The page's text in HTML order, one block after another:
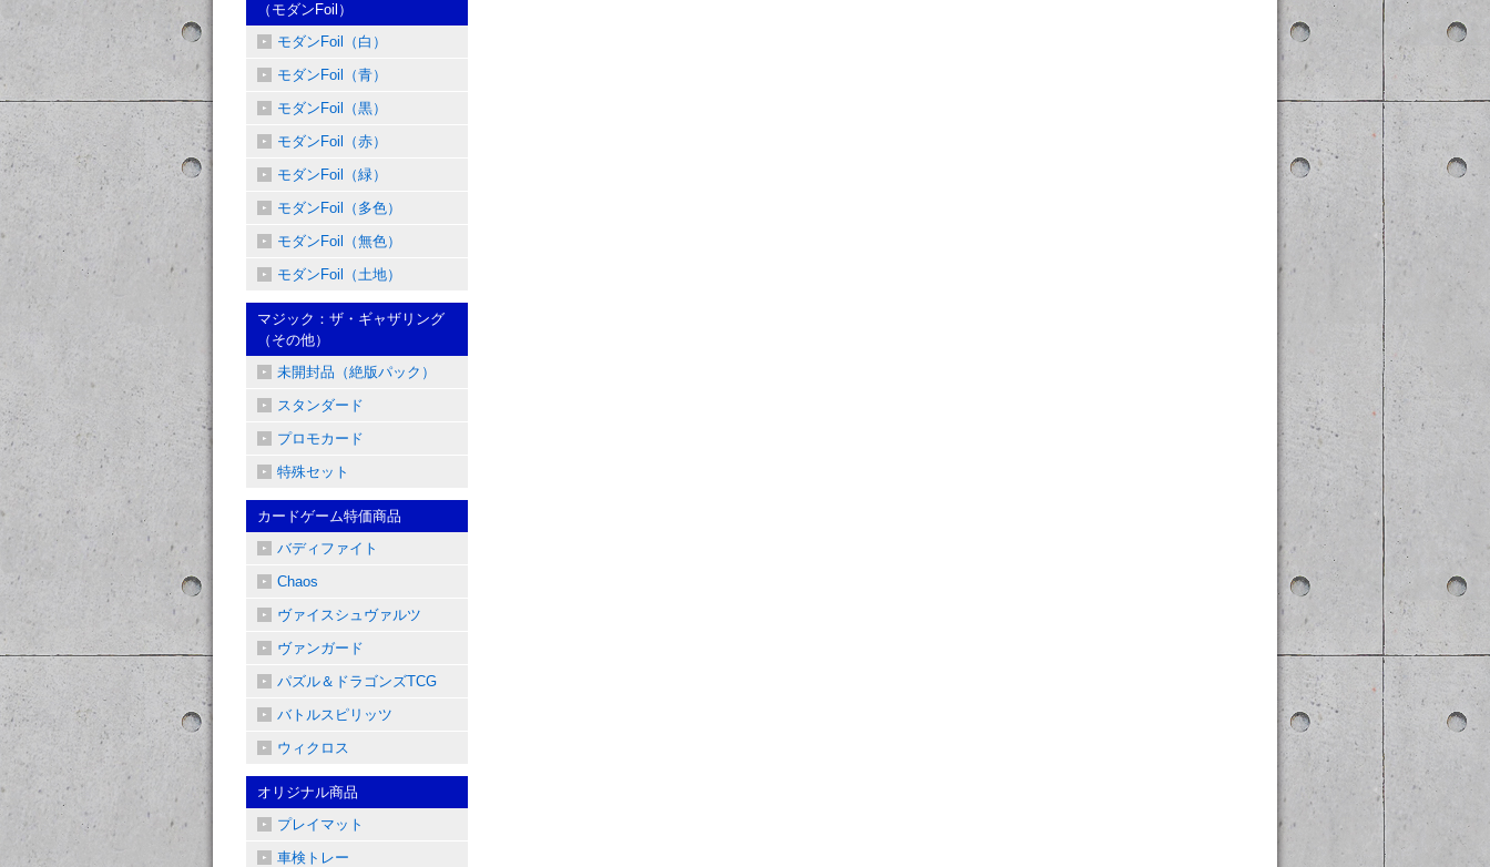
（モダンFoil）
モダンFoil（白）
モダンFoil（青）
モダンFoil（黒）
モダンFoil（赤）
モダンFoil（緑）
モダンFoil（多色）
モダンFoil（無色）
モダンFoil（土地）
マジック：ザ・ギャザリング
（その他）
未開封品（絶版パック）
スタンダード
プロモカード
特殊セット
カードゲーム特価商品
バディファイト
Chaos
ヴァイスシュヴァルツ
ヴァンガード
パズル＆ドラゴンズTCG
バトルスピリッツ
ウィクロス
オリジナル商品
プレイマット
車検トレー